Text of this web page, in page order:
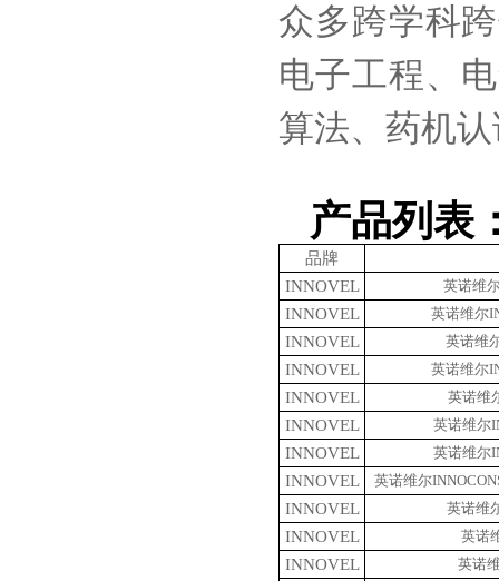
众多跨学科
电子工程、
算法、药机
产品列表
品牌
INNOVEL
英诺维
INNOVEL 英诺维尔
INNOVEL 英诺维
INNOVEL 英诺维尔
INNOVEL 英诺维
INNOVEL 英诺维尔
INNOVEL 英诺维尔
INNOVEL 英诺维尔
INNOVEL 英诺维
INNOVEL 英诺
INNOVEL 英诺